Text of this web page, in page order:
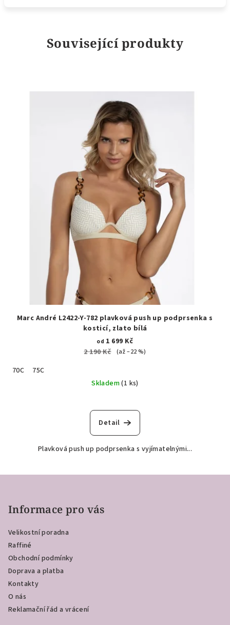
Související produkty
Marc André L2422-Y-782 plavková push up podprsenka s
kosticí, zlato bílá
od 1 699 Kč
2 190 Kč
(až –22 %)
70C
75C
Skladem(1 ks)
Detail
Plavková push up podprsenka s vyjímatelnými...
Informace pro vás
Velikostní poradna
Raffiné
Obchodní podmínky
Doprava a platba
Kontakty
O nás
Reklamační řád a vrácení